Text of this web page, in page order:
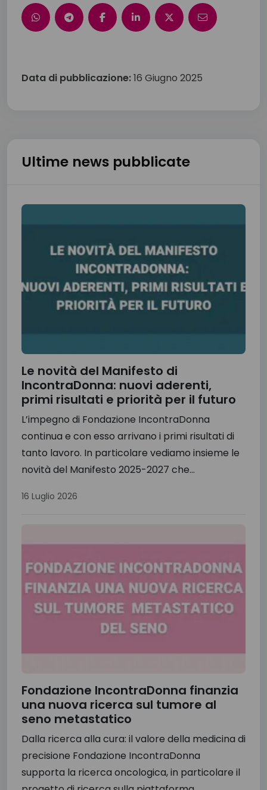
Data di pubblicazione:16 Giugno 2025
Ultime news pubblicate
Le novità del Manifesto di
IncontraDonna: nuovi aderenti,
primi risultati e priorità per il futuro
L’impegno di Fondazione IncontraDonna
continua e con esso arrivano i primi risultati di
tanto lavoro. In particolare vediamo insieme le
novità del Manifesto 2025-2027 che...
16 Luglio 2026
Fondazione IncontraDonna finanzia
una nuova ricerca sul tumore al
seno metastatico
Dalla ricerca alla cura: il valore della medicina di
precisione Fondazione IncontraDonna
supporta la ricerca oncologica, in particolare il